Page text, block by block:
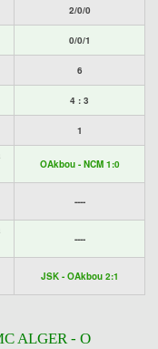
2/0/0
0/0/1
6
4 : 3
1
OAkbou - NCM 1:0
----
----
JSK - OAkbou 2:1
ALGER - O